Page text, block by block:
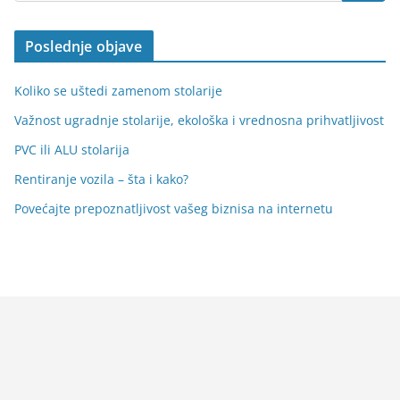
Poslednje objave
Koliko se uštedi zamenom stolarije
Važnost ugradnje stolarije, ekološka i vrednosna prihvatljivost
PVC ili ALU stolarija
Rentiranje vozila – šta i kako?
Povećajte prepoznatljivost vašeg biznisa na internetu